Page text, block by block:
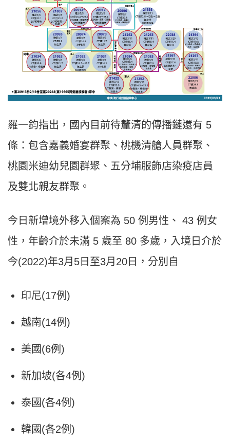
羅一鈞指出，國內目前待釐清的傳播鏈還有 5
條：包含嘉義婚宴群聚、桃機清艙人員群聚、
桃園米迪幼兒園群聚、五分埔服飾店染疫店員
及雙北親友群聚。
今日新增境外移入個案為 50 例男性、 43 例女
性，年齡介於未滿 5 歲至 80 多歲，入境日介於
今(2022)年3月5日至3月20日，分別自
印尼(17例)
越南(14例)
美國(6例)
新加坡(各4例)
泰國(各4例)
韓國(各2例)